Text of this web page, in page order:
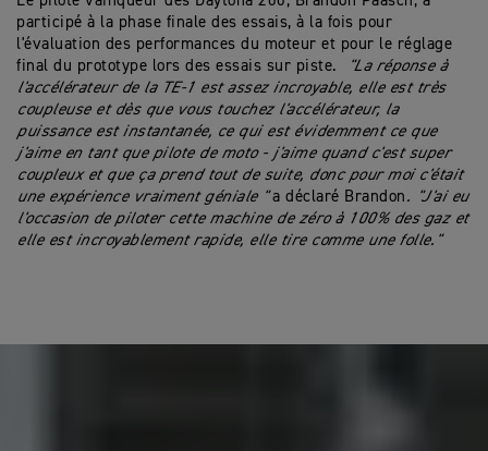
participé à la phase finale des essais, à la fois pour
l'évaluation des performances du moteur et pour le réglage
final du prototype lors des essais sur piste.
"La réponse à
l'accélérateur de la TE-1 est assez incroyable, elle est très
coupleuse et dès que vous touchez l'accélérateur, la
puissance est instantanée, ce qui est évidemment ce que
j'aime en tant que pilote de moto - j'aime quand c'est super
coupleux et que ça prend tout de suite, donc pour moi c'était
une expérience vraiment géniale "a déclaré Brandon . "J'ai eu
l'occasion de piloter cette machine de zéro à 100% des gaz et
elle est incroyablement rapide, elle tire comme une folle."